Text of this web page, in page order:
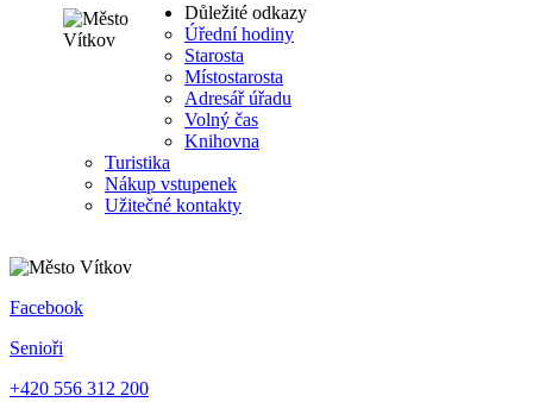
Důležité odkazy
Úřední hodiny
Starosta
Místostarosta
Adresář úřadu
Volný čas
Knihovna
Turistika
Nákup vstupenek
Užitečné kontakty
Facebook
Senioři
+420 556 312 200